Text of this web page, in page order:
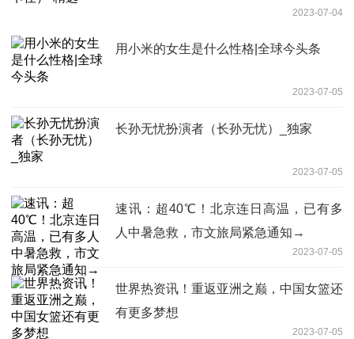
2023-07-04
用小米的女生是什么性格|全球今头条
2023-07-05
长孙无忧扮演者（长孙无忧）_独家
2023-07-05
速讯：超40℃！北京连日高温，已有多
人中暑急救，市文旅局紧急通知→
2023-07-05
世界热资讯！重返亚洲之巅，中国女篮还
有更多梦想
2023-07-05